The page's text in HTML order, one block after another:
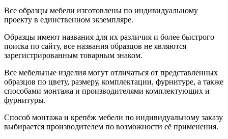
Все образцы мебели изготовлены по индивидуальному
проекту в единственном экземпляре.
Образцы имеют названия для их различия и более быстрого
поиска по сайту, все названия образцов не являются
зарегистрированным товарным знаком.
Все мебельные изделия могут отличаться от представленных
образцов по цвету, размеру, комплектации, фурнитуре, а также
способами монтажа и производителями комплектующих и
фурнитуры.
Способ монтажа и крепёж мебели по индивидуальному заказу
выбирается производителем по возможности её применения.